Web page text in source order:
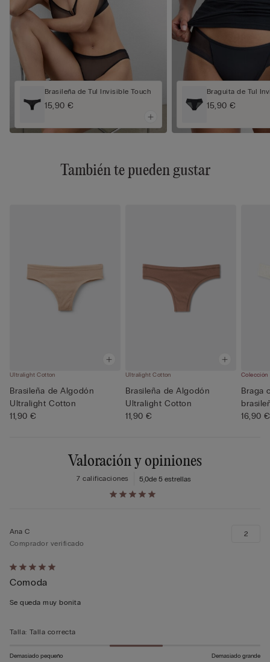
Brasileña de Tul Invisible Touch
15,90 €
Braguita de Tul
15,90 €
También te pueden gustar
Ultralight Cotton
Brasileña de Algodón
Ultralight Cotton
11,90 €
Ultralight Cotton
Brasileña de Algodón
Ultralight Cotton
11,90 €
Colección
Braga
16,90 €
Valoración y opiniones
5,0de 5 estrellas
7 calificaciones
Calificación
de
5
5
Ana C
Comprador verificado
Comoda
Se queda muy bonita
2
Talla: Talla correcta
Demasiado pequeño Demasiado grande